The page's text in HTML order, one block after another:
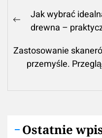
Nawigacja
wpisu
Previous
Jak wybrać
drewna –
Zastosowanie
przemyśle.
Ostatnie